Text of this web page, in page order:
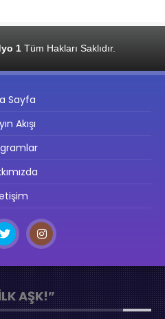
1 Tüm Hakları Saklıdır.
Sayfa
Akışı
AŞK!”